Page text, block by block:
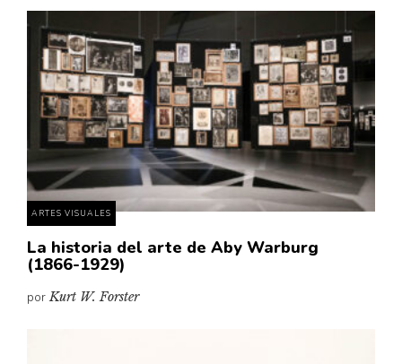
Vidas paralelas
Voces y lecturas
ARTES VISUALES
La historia del arte de Aby Warburg
(1866-1929)
porKurt W. Forster